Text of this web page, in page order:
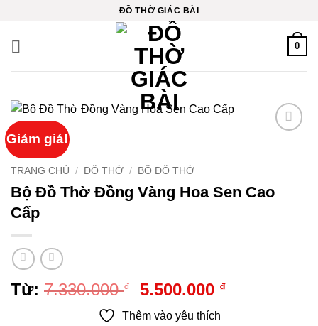
nội
ĐỒ THỜ GIÁC BÀI
0
Giảm giá!
TRANG CHỦ / ĐỒ THỜ / BỘ ĐỒ THỜ
Bộ Đồ Thờ Đồng Vàng Hoa Sen Cao
Cấp
Từ: 7.330.000₫
Giá
gốc
5.500.000 ₫Giá
Thêm vào yêu thích